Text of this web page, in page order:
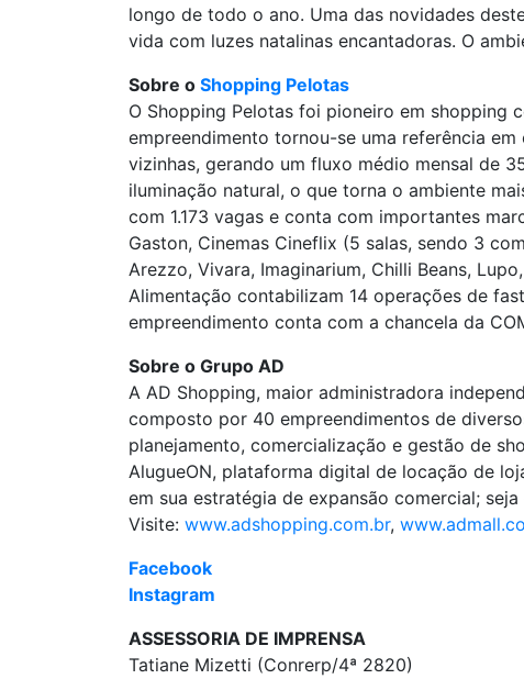
longo de todo o ano. Uma das novidades
vida com luzes natalinas encantadoras. O
Sobre o Shopping Pelotas
O Shopping Pelotas foi pioneiro em shopping
empreendimento tornou-se uma referência
vizinhas, gerando um fluxo médio mensal de
iluminação natural, o que torna o ambiente
com 1.173 vagas e conta com importantes
Gaston, Cinemas Cineflix (5 salas, sendo 3
Arezzo, Vivara, Imaginarium, Chilli Beans,
Alimentação contabilizam 14 operações de
empreendimento conta com a chancela da
Sobre o Grupo AD
A AD Shopping, maior administradora
composto por 40 empreendimentos de
planejamento, comercialização e gestão de
AlugueON, plataforma digital de locação de
em sua estratégia de expansão comercial;
Visite: www.adshopping.com.br,
Facebook
Instagram
ASSESSORIA DE IMPRENSA
Tatiane Mizetti (Conrerp/4ª 2820)